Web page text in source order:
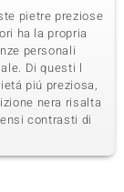
pietre preziose
ha la propria
personali
Di questi l
piú preziosa,
nera risalta
contrasti di